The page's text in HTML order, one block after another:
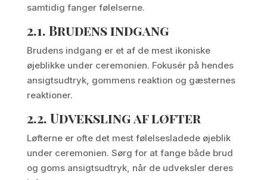
samtidig fanger følelserne.
2.1. Brudens indgang
Brudens indgang er et af de mest ikoniske
øjeblikke under ceremonien. Fokusér på hendes
ansigtsudtryk, gommens reaktion og gæsternes
reaktioner.
2.2. Udveksling af løfter
Løfterne er ofte det mest følelsesladede øjeblik
under ceremonien. Sørg for at fange både brud
og goms ansigtsudtryk, når de udveksler deres